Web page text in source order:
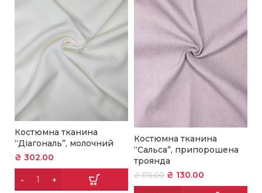
Костюмна тканина
“Діагональ”, молочний
₴ 302.00
Костюмна тканина
“Сальса”, припорошена
троянда
₴175.00 ₴ 130.00